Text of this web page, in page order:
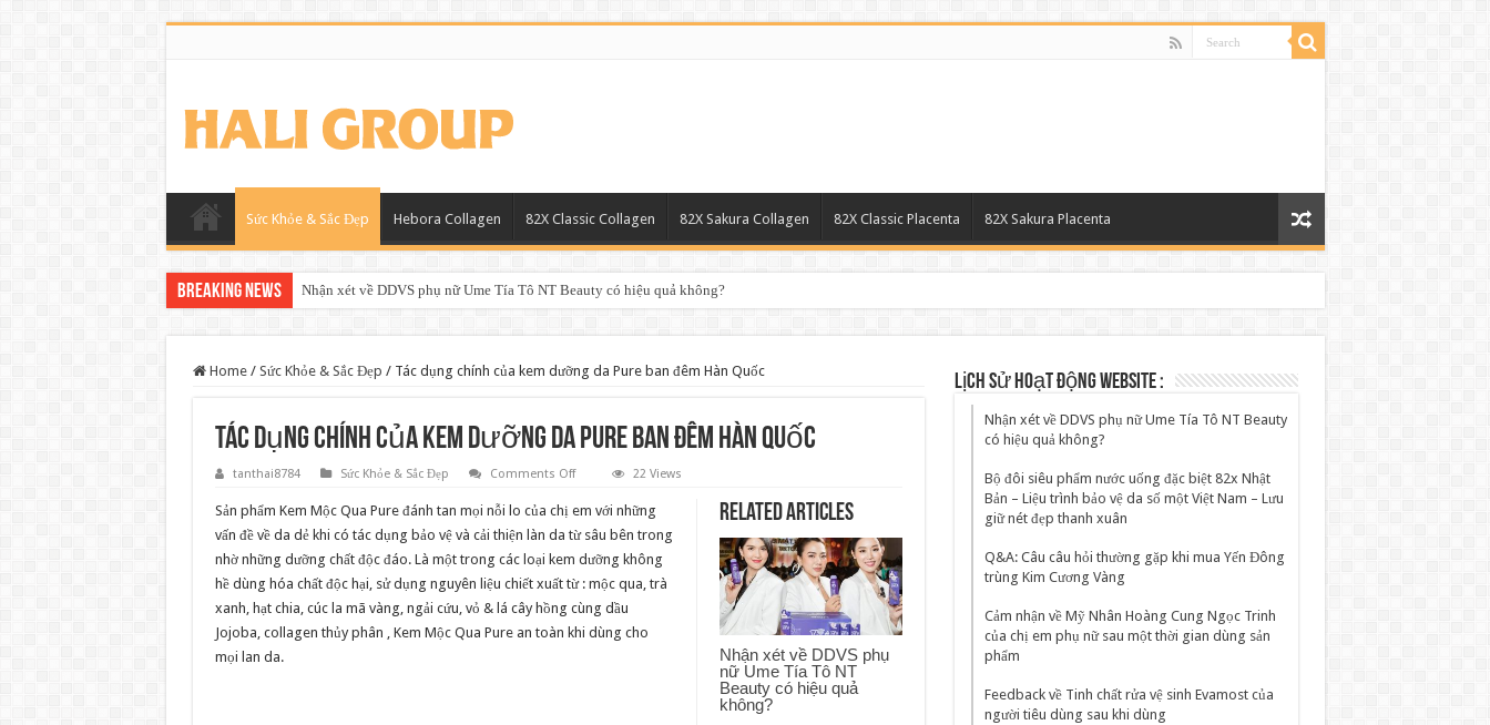
Sức Khỏe & Sắc Đẹp Hebora Collagen 82X Classic Collagen 82X Sakura Collagen 82X Classic Placenta 82X Sakura Placenta
Breaking News Nhận xét về DDVS phụ nữ Ume Tía Tô NT Beauty có hiệu quả không?
Home / Sức Khỏe & Sắc Đẹp / Tác dụng chính của kem dưỡng da Pure ban đêm Hàn Quốc
Tác dụng chính của kem dưỡng da Pure ban đêm Hàn Quốc
tanthai8784 Sức Khỏe & Sắc Đẹp Comments Offon
chính
của
dưỡng
Pure
ban
đêm
Hàn
22 Views
Related Articles
Nhận xét về DDVS phụ
nữ Ume Tía Tô NT
Beauty có hiệu quả
không?
Sản phẩm Kem Mộc Qua Pure đánh tan mọi nỗi lo của chị em với những
vấn đề về da dẻ khi có tác dụng bảo vệ và cải thiện làn da từ sâu bên trong
nhờ những dưỡng chất độc đáo. Là một trong các loại kem dưỡng không
hề dùng hóa chất độc hại, sử dụng nguyên liệu chiết xuất từ : mộc qua, trà
xanh, hạt chia, cúc la mã vàng, ngải cứu, vỏ & lá cây hồng cùng dầu
Jojoba, collagen thủy phân , Kem Mộc Qua Pure an toàn khi dùng cho
mọi lan da.
Lịch sử hoạt động website :
Nhận xét về DDVS phụ nữ Ume Tía Tô NT Beauty
có hiệu quả không?
Bộ đôi siêu phẩm nước uống đặc biệt 82x Nhật
Bản – Liệu trình bảo vệ da số một Việt Nam – Lưu
giữ nét đẹp thanh xuân
Q&A: Câu câu hỏi thường gặp khi mua Yến Đông
trùng Kim Cương Vàng
Cảm nhận về Mỹ Nhân Hoàng Cung Ngọc Trinh
của chị em phụ nữ sau một thời gian dùng sản
phẩm
Feedback về Tinh chất rửa vệ sinh Evamost của
người tiêu dùng sau khi dùng